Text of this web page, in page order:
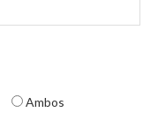
Ambos